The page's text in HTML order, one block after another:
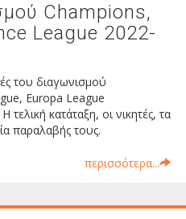
Champions,
League 2022-
του διαγωνισμού
Europa League
κατάταξη, οι νικητές, τα
παραλαβής τους.
περισσότερα...